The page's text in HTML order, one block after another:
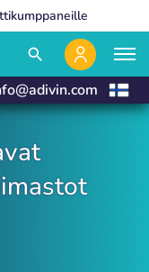
24 tunnissa
100% verkossa
search
Adivin Beach Flag